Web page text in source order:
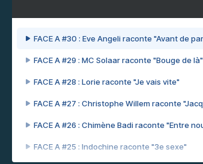
FACE A #30 : Eve Angeli raconte "Avant de
FACE A #29 : MC Solaar raconte "Bouge de là"
FACE A #28 : Lorie raconte "Je vais vite"
FACE A #27 : Christophe Willem raconte
FACE A #26 : Chimène Badi raconte "Entre
FACE A #25 : Indochine raconte "3e sexe"